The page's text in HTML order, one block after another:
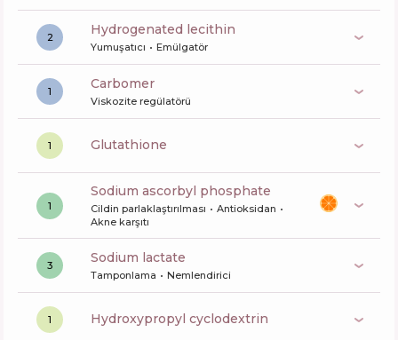
2 hydrogenated lecithin
Yumuşatıcı Emülgatör
1 carbomer
Viskozite regülatörü
1 glutathione
1
sodium ascorbyl phosphate
Cildin parlaklaştırılması
Antioksidan
Akne karşıtı
3 sodium lactate
Tamponlama Nemlendirici
1 hydroxypropyl cyclodextrin